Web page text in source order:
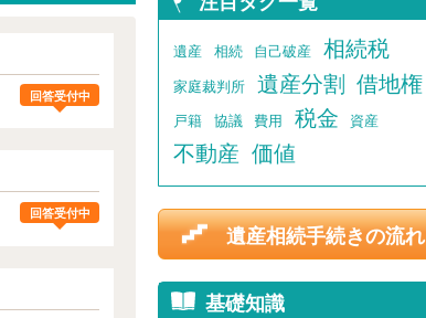
回答受付中
回答受付中
遺産 相続 自己破産 相続税
家庭裁判所 遺産分割 借地権
戸籍 協議 費用 税金 資産
不動産 価値
遺産相続手続きの流れ
基礎知識